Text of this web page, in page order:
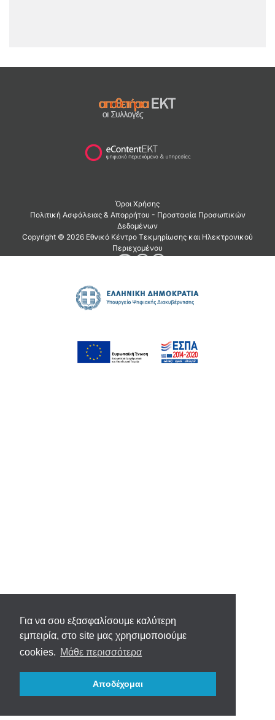
Για να σου εξασφαλίσουμε καλύτερη
εμπειρία, στο site μας χρησιμοποιούμε
cookies. Μάθε περισσότερα
Αποδέχομαι